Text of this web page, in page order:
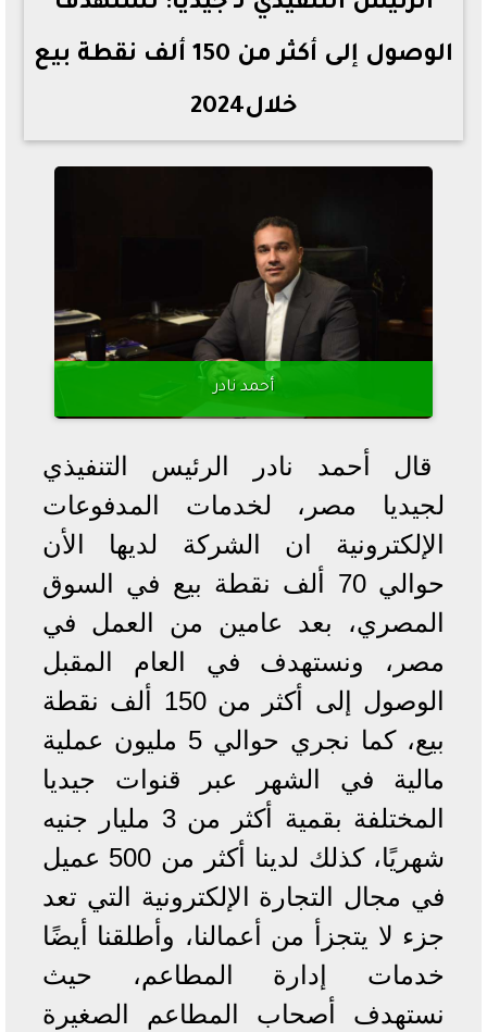
الوصول إلى أكثر من 150 ألف نقطة بيع
خلال2024
أحمد نادر
قال أحمد نادر الرئيس التنفيذي
لجيديا مصر، لخدمات المدفوعات
الإلكترونية ان الشركة لديها الأن
حوالي 70 ألف نقطة بيع في السوق
المصري، بعد عامين من العمل في
مصر، ونستهدف في العام المقبل
الوصول إلى أكثر من 150 ألف نقطة
بيع، كما نجري حوالي 5 مليون عملية
مالية في الشهر عبر قنوات جيديا
المختلفة بقمية أكثر من 3 مليار جنيه
شهريًا، كذلك لدينا أكثر من 500 عميل
في مجال التجارة الإلكترونية التي تعد
جزء لا يتجزأ من أعمالنا، وأطلقنا أيضًا
خدمات إدارة المطاعم، حيث
نستهدف أصحاب المطاعم الصغيرة